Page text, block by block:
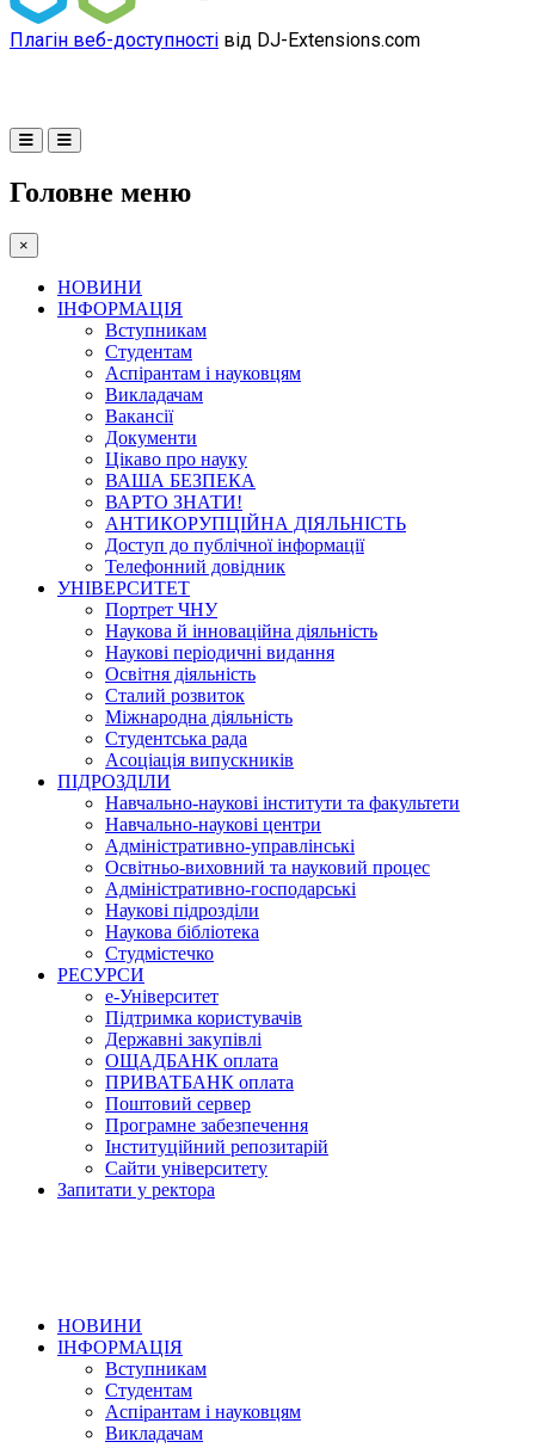
Плагін веб-доступності від DJ-Extensions.com
Головне меню
×
НОВИНИ
ІНФОРМАЦІЯ
Вступникам
Студентам
Аспірантам і науковцям
Викладачам
Вакансії
Документи
Цікаво про науку
ВАША БЕЗПЕКА
ВАРТО ЗНАТИ!
АНТИКОРУПЦІЙНА ДІЯЛЬНІСТЬ
Доступ до публічної інформації
Телефонний довідник
УНІВЕРСИТЕТ
Портрет ЧНУ
Наукова й інноваційна діяльність
Наукові періодичні видання
Освітня діяльність
Сталий розвиток
Міжнародна діяльність
Студентська рада
Асоціація випускників
ПІДРОЗДІЛИ
Навчально-наукові інститути та факультети
Навчально-наукові центри
Адміністративно-управлінські
Освітньо-виховний та науковий процес
Адміністративно-господарські
Наукові підрозділи
Наукова бібліотека
Студмістечко
РЕСУРСИ
е-Університет
Підтримка користувачів
Державні закупівлі
ОЩАДБАНК оплата
ПРИВАТБАНК оплата
Поштовий сервер
Програмне забезпечення
Інституційний репозитарій
Сайти університету
Запитати у ректора
НОВИНИ
ІНФОРМАЦІЯ
Вступникам
Студентам
Аспірантам і науковцям
Викладачам